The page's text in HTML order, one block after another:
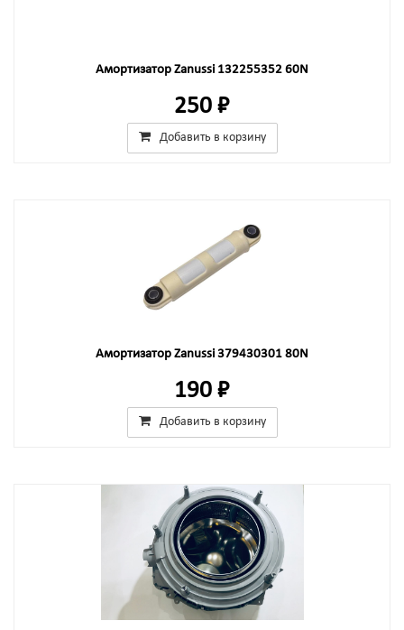
Амортизатор Zanussi 132255352 60N
250 ₽
Добавить в корзину
Амортизатор Zanussi 379430301 80N
190 ₽
Добавить в корзину